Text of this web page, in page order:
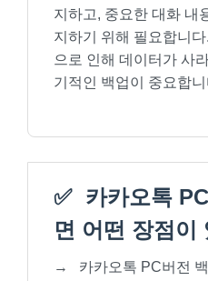
지하고, 중요한 대화 내
지하기 위해 필요합니
으로 인해 데이터가 사
기적인 백업이 중요합니
✅ 카카오톡
면 어떤 장점이
→
카카오톡 PC버전